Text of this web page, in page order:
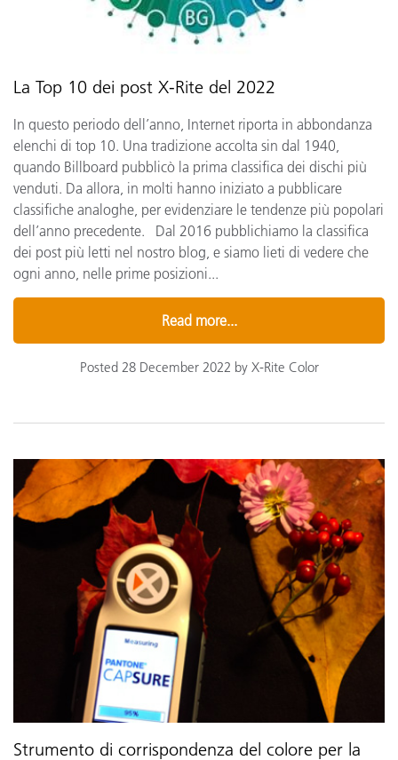
La Top 10 dei post X-Rite del 2022
In questo periodo dell’anno, Internet riporta in abbondanza
elenchi di top 10. Una tradizione accolta sin dal 1940,
quando Billboard pubblicò la prima classifica dei dischi più
venduti. Da allora, in molti hanno iniziato a pubblicare
classifiche analoghe, per evidenziare le tendenze più popolari
dell’anno precedente. Dal 2016 pubblichiamo la classifica
dei post più letti nel nostro blog, e siamo lieti di vedere che
ogni anno, nelle prime posizioni...
Read more...
Posted 28 December 2022 by X-Rite Color
Strumento di corrispondenza del colore per la